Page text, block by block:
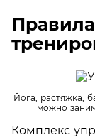
Йога, растяжка,
можно
Комплекс